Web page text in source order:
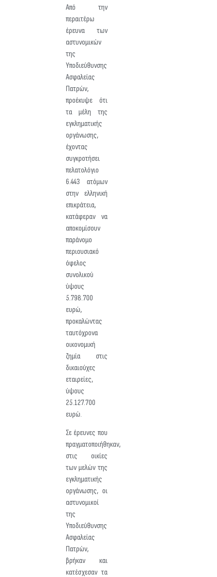
Από την
περαιτέρω
έρευνα των
αστυνομικών
της
Υποδιεύθυνσης
Ασφαλείας
Πατρών,
προέκυψε ότι
τα μέλη της
εγκληματικής
οργάνωσης,
έχοντας
συγκροτήσει
πελατολόγιο
6.443 ατόμων
στην ελληνική
επικράτεια,
κατάφεραν να
αποκομίσουν
παράνομο
περιουσιακό
όφελος
συνολικού
ύψους
5.798.700
ευρώ,
προκαλώντας
ταυτόχρονα
οικονομική
ζημία στις
δικαιούχες
εταιρείες,
ύψους
25.127.700
ευρώ.
Σε έρευνες που
πραγματοποιήθηκαν,
στις οικίες
των μελών της
εγκληματικής
οργάνωσης, οι
αστυνομικοί
της
Υποδιεύθυνσης
Ασφαλείας
Πατρών,
βρήκαν και
κατέσχεσαν τα